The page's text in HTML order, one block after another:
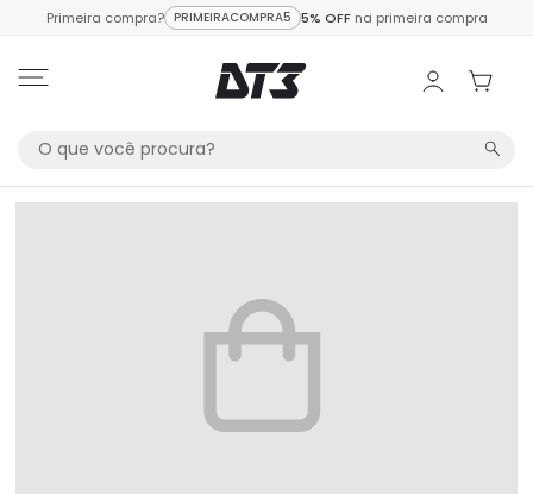
Primeira compra? PRIMEIRACOMPRA5 5% OFFna primeira compra